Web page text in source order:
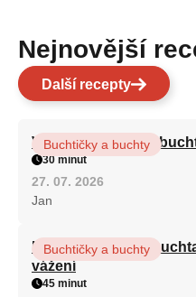
Nejnovější
Další recepty
Vláčná olejová litá
Buchtičky a buchty
30 minut
27. 07. 2026
Jan
Hrnková maková
vážení
Buchtičky a buchty
45 minut